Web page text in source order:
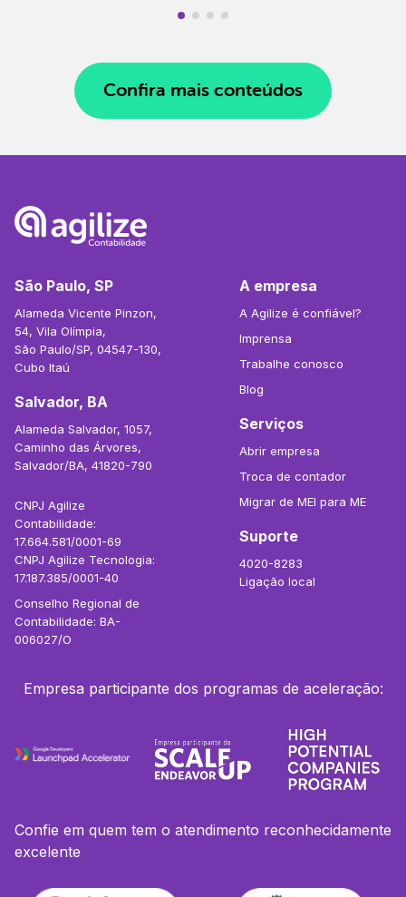
Confira mais conteúdos
São Paulo, SP
Alameda Vicente Pinzon,
54, Vila Olímpia,
São Paulo/SP, 04547-130,
Cubo Itaú
Salvador, BA
Alameda Salvador, 1057,
Caminho das Árvores,
Salvador/BA, 41820-790
CNPJ Agilize
Contabilidade:
17.664.581/0001-69
CNPJ Agilize Tecnologia:
17.187.385/0001-40
Conselho Regional de
Contabilidade: BA-
006027/O
A empresa
A Agilize é confiável?
Imprensa
Trabalhe conosco
Blog
Serviços
Abrir empresa
Troca de contador
Migrar de MEI para ME
Suporte
4020-8283
Ligação local
Empresa participante dos programas de aceleração:
Confie em quem tem o atendimento reconhecidamente
excelente